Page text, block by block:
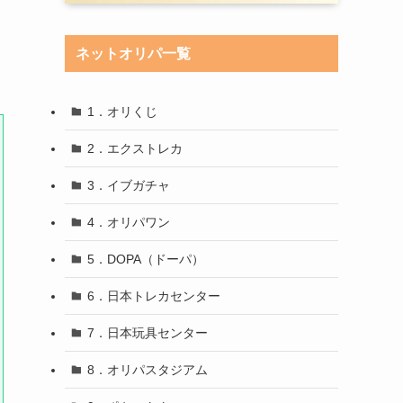
ネットオリパ一覧
1．オリくじ
2．エクストレカ
3．イブガチャ
4．オリパワン
5．DOPA（ドーパ）
6．日本トレカセンター
7．日本玩具センター
8．オリパスタジアム